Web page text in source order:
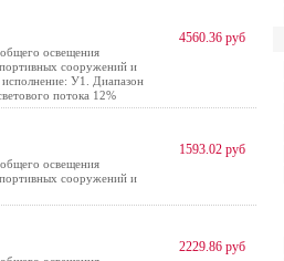
освещения
сооружений и
У1. Диапазон
потока 12%
4560.36 руб
освещения
сооружений и
1593.02 руб
2229.86 руб